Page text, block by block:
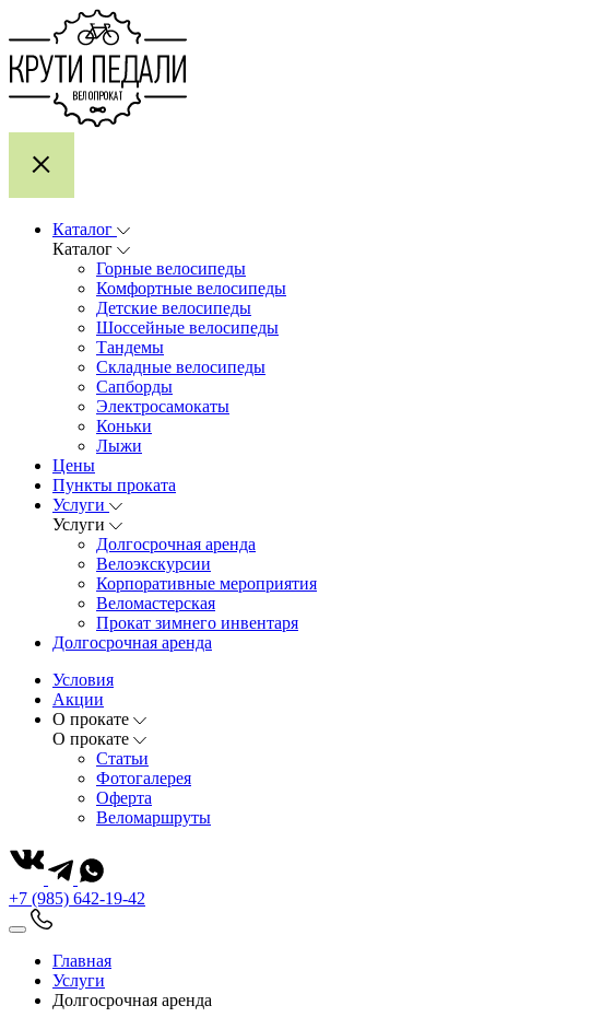
Каталог
Каталог
Горные велосипеды
Комфортные велосипеды
Детские велосипеды
Шоссейные велосипеды
Тандемы
Складные велосипеды
Сапборды
Электросамокаты
Коньки
Лыжи
Цены
Пункты проката
Услуги
Услуги
Долгосрочная аренда
Велоэкскурсии
Корпоративные мероприятия
Веломастерская
Прокат зимнего инвентаря
Долгосрочная аренда
Условия
Акции
О прокате
О прокате
Статьи
Фотогалерея
Оферта
Веломаршруты
+7 (985) 642-19-42
Главная
Услуги
Долгосрочная аренда